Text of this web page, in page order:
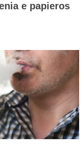
e papieros